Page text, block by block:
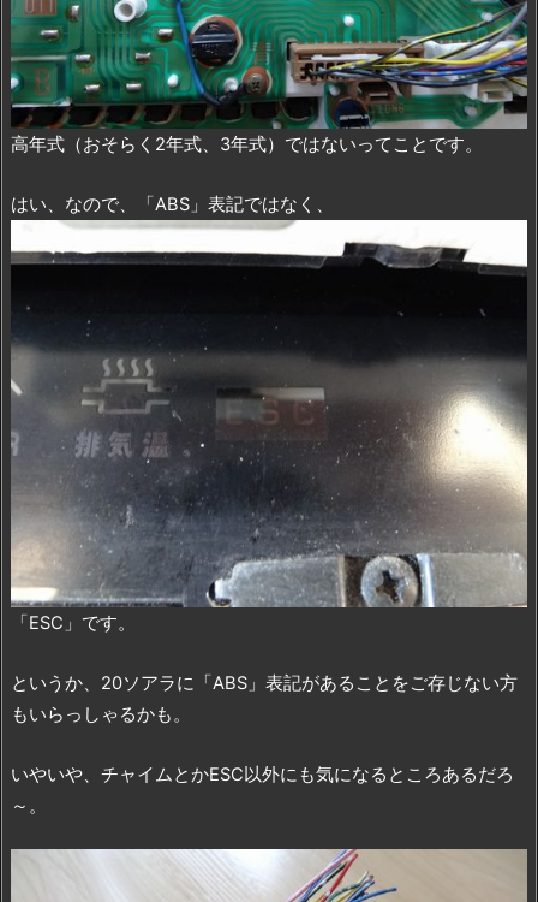
高年式（おそらく2年式、3年式）ではないってことです。
はい、なので、「ABS」表記ではなく、
「ESC」です。
というか、20ソアラに「ABS」表記があることをご存じない方
もいらっしゃるかも。
いやいや、チャイムとかESC以外にも気になるところあるだろ
～。